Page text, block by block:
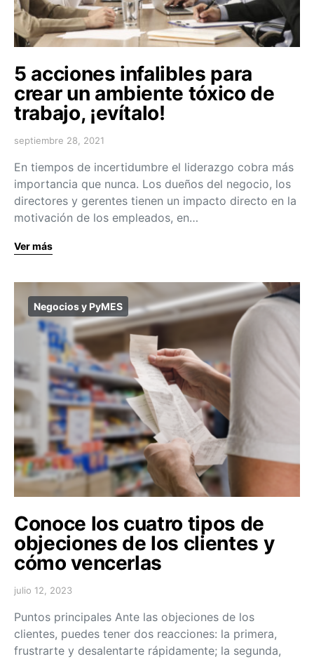
5 acciones infalibles para
crear un ambiente tóxico de
trabajo, ¡evítalo!
septiembre 28, 2021
En tiempos de incertidumbre el liderazgo cobra más
importancia que nunca. Los dueños del negocio, los
directores y gerentes tienen un impacto directo en la
motivación de los empleados, en…
Ver más
Negocios y PyMES
Conoce los cuatro tipos de
objeciones de los clientes y
cómo vencerlas
julio 12, 2023
Puntos principales Ante las objeciones de los
clientes, puedes tener dos reacciones: la primera,
frustrarte y desalentarte rápidamente; la segunda,